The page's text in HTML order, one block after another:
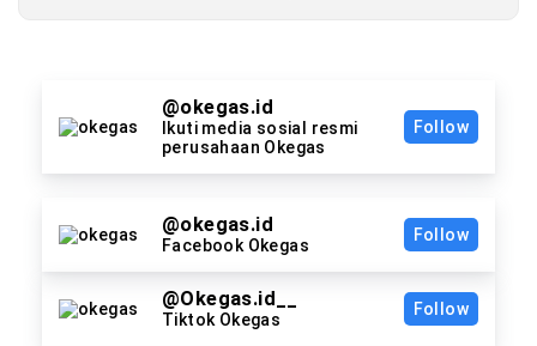
@okegas.id
Ikuti media sosial resmi
perusahaan Okegas
Follow
@okegas.id
Facebook Okegas
Follow
@Okegas.id__
Tiktok Okegas
Follow